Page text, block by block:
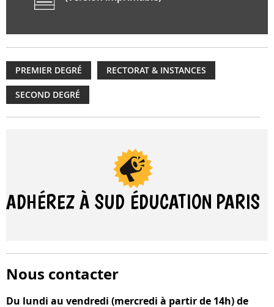
PREMIER DEGRÉ RECTORAT & INSTANCES
SECOND DEGRÉ
ADHÉREZ À SUD ÉDUCATION PARIS
Nous contacter
Du lundi au vendredi (mercredi à partir de 14h) de